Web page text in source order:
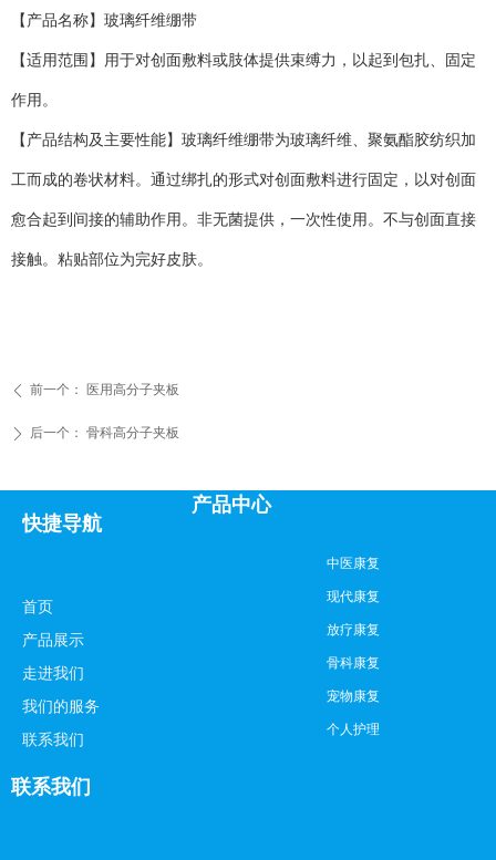
【产品名称】玻璃纤维绷带
【适用范围】用于对创面敷料或肢体提供束缚力，以起到包扎、固定
作用。
【产品结构及主要性能】玻璃纤维绷带为玻璃纤维、聚氨酯胶纺织加
工而成的卷状材料。通过绑扎的形式对创面敷料进行固定，以对创面
愈合起到间接的辅助作用。非无菌提供，一次性使用。不与创面直接
接触。粘贴部位为完好皮肤。
ꄴ 前一个： 医用高分子夹板
ꄲ 后一个： 骨科高分子夹板
联系我们
快捷导航
首页
产品展示
走进我们
我们的服务
联系我们
产品中心
中医康复
现代康复
放疗康复
骨科康复
宠物康复
个人护理